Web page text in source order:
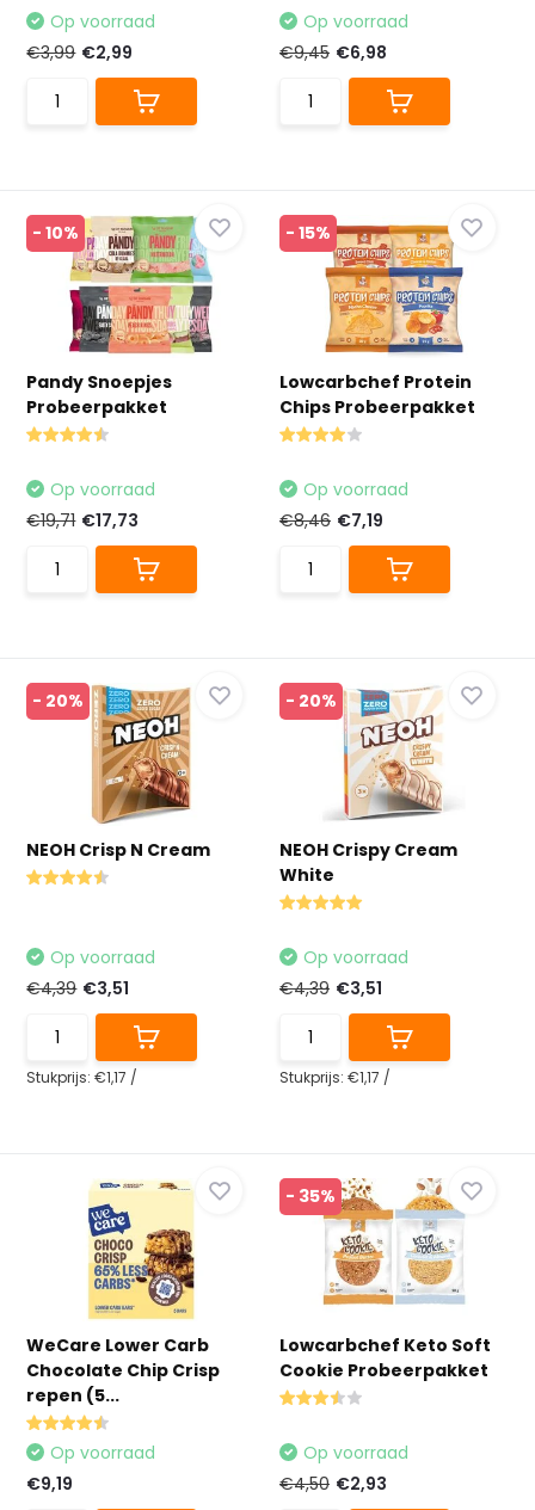
Op voorraad
€3,99 €2,99
Op voorraad
€9,45 €6,98
- 10%
Pandy Snoepjes
Probeerpakket
Op voorraad
€19,71 €17,73
- 15%
Lowcarbchef Protein
Chips Probeerpakket
Op voorraad
€8,46 €7,19
- 20%
NEOH Crisp N Cream
Op voorraad
€4,39 €3,51
Stukprijs:€1,17 /
- 20%
NEOH Crispy Cream
White
Op voorraad
€4,39 €3,51
Stukprijs: €1,17 /
WeCare Lower Carb
Chocolate Chip Crisp
repen (5...
Op voorraad
€9,19
- 35%
Lowcarbchef Keto Soft
Cookie Probeerpakket
Op voorraad
€4,50 €2,93